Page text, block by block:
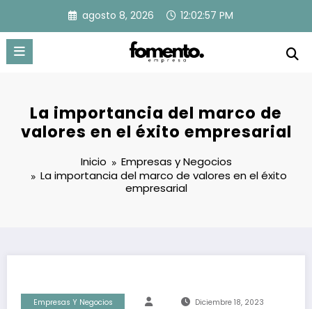
contenido
agosto 8, 2026 12:02:58 PM
La importancia del marco de
valores en el éxito empresarial
Inicio
Empresas y Negocios
La importancia del marco de valores en el éxito
empresarial
Empresas Y Negocios Diciembre 18, 2023